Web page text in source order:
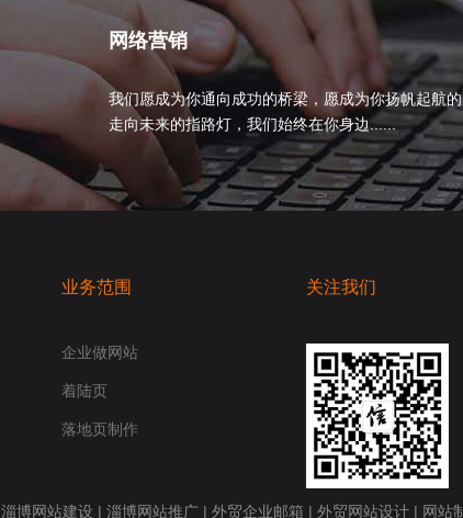
网络营销
我们愿成为你通向成功的桥梁，愿成为你扬帆起航
走向未来的指路灯，我们始终在你身边......
业务范围
企业做网站
着陆页
落地页制作
关注我们
淄博网站建设 | 淄博网站推广| 外贸企业邮箱 | 外贸网站设计| 网站